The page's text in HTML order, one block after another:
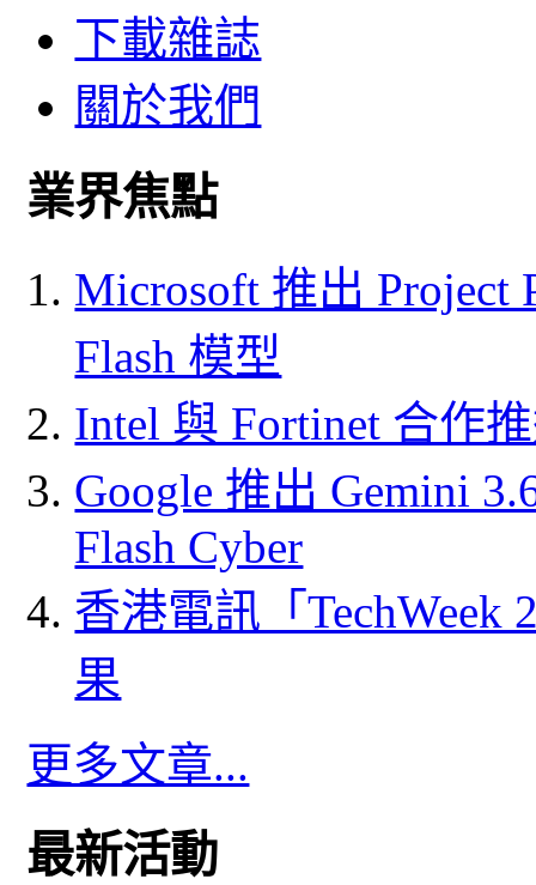
下載雜誌
關於我們
業界焦點
Microsoft 推出 Project
Flash 模型
Intel 與 Fortinet 合作
Google 推出 Gemini
Flash Cyber
香港電訊「
果
更多文章...
最新活動